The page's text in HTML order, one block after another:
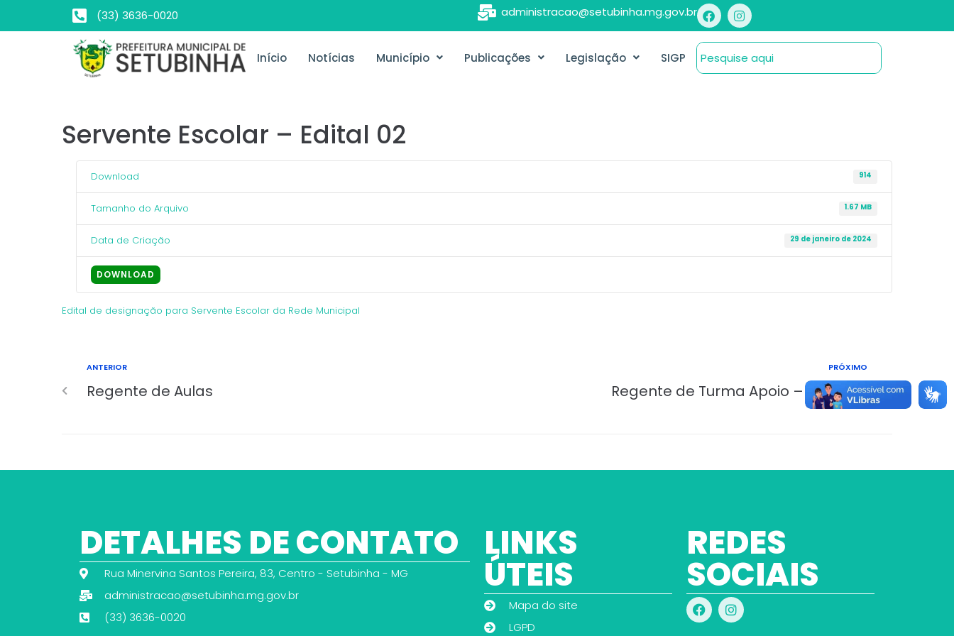
(33) 3636-0020 administracao@setubinha.mg.gov.br
Início Notícias Município Publicações Legislação SIGP
Servente Escolar – Edital 02
Download 914
Tamanho do Arquivo 1.67 MB
Data de Criação 29 de janeiro de 2024
DOWNLOAD
Edital de designação para Servente Escolar da Rede Municipal
ANTERIOR
Regente de Aulas
PRÓXIMO
Regente de Turma Apoio – Edital 02
DETALHES DE CONTATO
Rua Minervina Santos Pereira, 83, Centro - Setubinha - MG
administracao@setubinha.mg.gov.br
(33) 3636-0020
LINKS
ÚTEIS
Mapa do site
LGPD
REDES
SOCIAIS